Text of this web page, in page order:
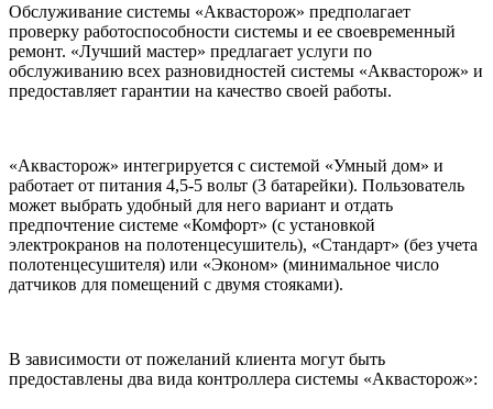
Обслуживание системы «Аквасторож» предполагает
проверку работоспособности системы и ее своевременный
ремонт. «Лучший мастер» предлагает услуги по
обслуживанию всех разновидностей системы «Аквасторож» и
предоставляет гарантии на качество своей работы.
«Аквасторож» интегрируется с системой «Умный дом» и
работает от питания 4,5-5 вольт (3 батарейки). Пользователь
может выбрать удобный для него вариант и отдать
предпочтение системе «Комфорт» (с установкой
электрокранов на полотенцесушитель), «Стандарт» (без учета
полотенцесушителя) или «Эконом» (минимальное число
датчиков для помещений с двумя стояками).
В зависимости от пожеланий клиента могут быть
предоставлены два вида контроллера системы «Аквасторож»: